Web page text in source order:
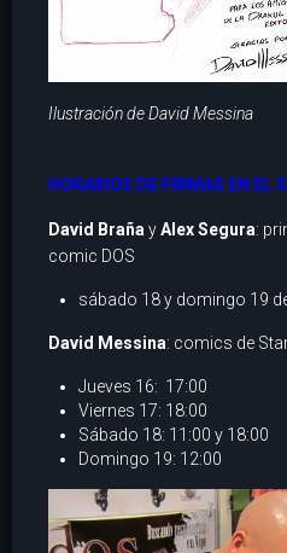
Ilustración de David Messina
HORARIOS DE FIRMAS EN EL
David Braña yAlex Segura:
comic DOS
sábado 18 y domingo 19
David Messina: comics de
Jueves 16: 17:00
Viernes 17: 18:00
Sábado 18: 11:00 y 18:00
Domingo 19: 12:00